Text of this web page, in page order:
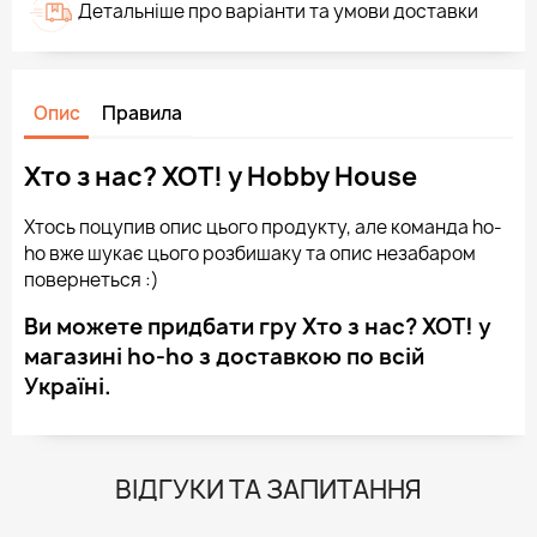
Детальніше про варіанти та умови доставки
Опис Правила
Хто з нас? ХОТ! у Hobby House
Хтось поцупив опис цього продукту, але команда ho-
ho вже шукає цього розбишаку та опис незабаром
повернеться :)
Ви можете придбати гру Хто з нас? ХОТ! у
магазині ho-ho з доставкою по всій
Україні.
ВІДГУКИ ТА ЗАПИТАННЯ